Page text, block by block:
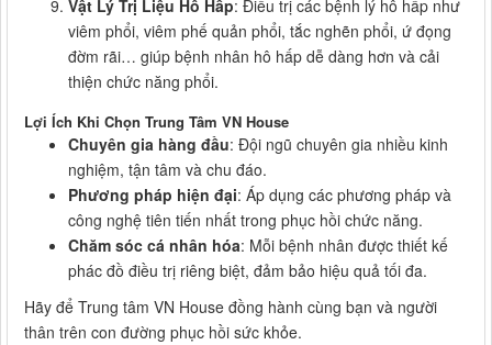
Vật Lý Trị Liệu Hô Hấp: Điều trị các bệnh lý hô hấp như
viêm phổi, viêm phế quản phổi, tắc nghẽn phổi, ứ đọng
đờm rãi… giúp bệnh nhân hô hấp dễ dàng hơn và cải
thiện chức năng phổi.
Lợi Ích Khi Chọn Trung Tâm VN House
Chuyên gia hàng đầu: Đội ngũ chuyên gia nhiều kinh
nghiệm, tận tâm và chu đáo.
Phương pháp hiện đại: Áp dụng các phương pháp và
công nghệ tiên tiến nhất trong phục hồi chức năng.
Chăm sóc cá nhân hóa: Mỗi bệnh nhân được thiết kế
phác đồ điều trị riêng biệt, đảm bảo hiệu quả tối đa.
Hãy để Trung tâm VN House đồng hành cùng bạn và người
thân trên con đường phục hồi sức khỏe.